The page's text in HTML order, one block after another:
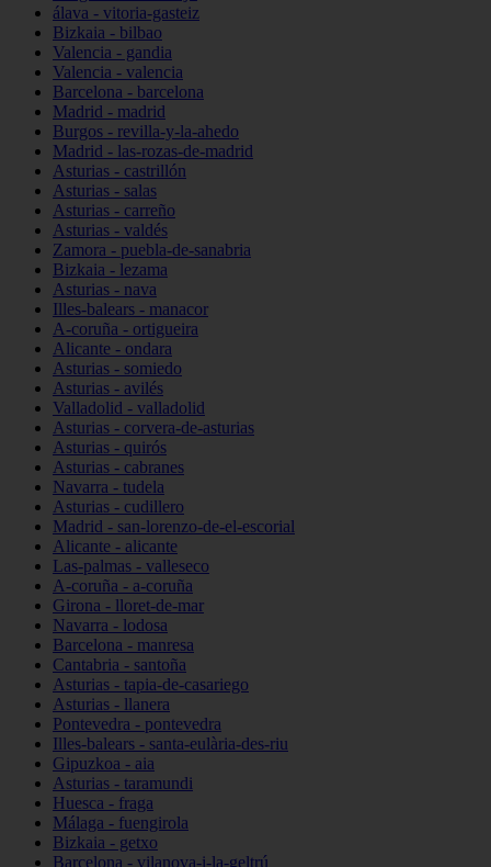
álava - vitoria-gasteiz
Bizkaia - bilbao
Valencia - gandia
Valencia - valencia
Barcelona - barcelona
Madrid - madrid
Burgos - revilla-y-la-ahedo
Madrid - las-rozas-de-madrid
Asturias - castrillón
Asturias - salas
Asturias - carreño
Asturias - valdés
Zamora - puebla-de-sanabria
Bizkaia - lezama
Asturias - nava
Illes-balears - manacor
A-coruña - ortigueira
Alicante - ondara
Asturias - somiedo
Asturias - avilés
Valladolid - valladolid
Asturias - corvera-de-asturias
Asturias - quirós
Asturias - cabranes
Navarra - tudela
Asturias - cudillero
Madrid - san-lorenzo-de-el-escorial
Alicante - alicante
Las-palmas - valleseco
A-coruña - a-coruña
Girona - lloret-de-mar
Navarra - lodosa
Barcelona - manresa
Cantabria - santoña
Asturias - tapia-de-casariego
Asturias - llanera
Pontevedra - pontevedra
Illes-balears - santa-eulària-des-riu
Gipuzkoa - aia
Asturias - taramundi
Huesca - fraga
Málaga - fuengirola
Bizkaia - getxo
Barcelona - vilanova-i-la-geltrú